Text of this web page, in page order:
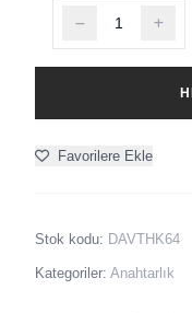
Favorilere Ekle
Stok kodu: DAVTHK64
Kategoriler: Anahtarlık